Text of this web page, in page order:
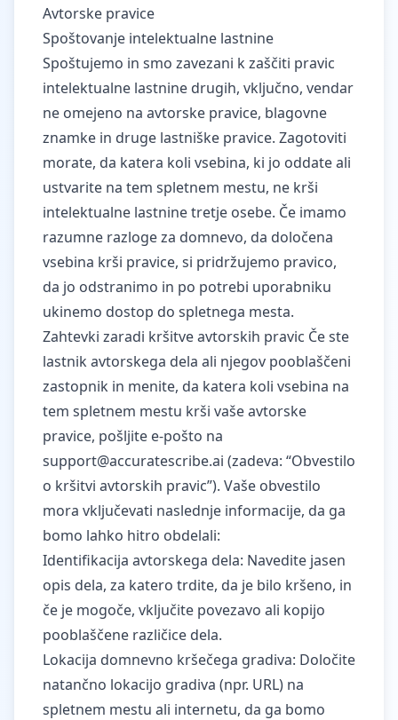
Avtorske pravice
Spoštovanje intelektualne lastnine
Spoštujemo in smo zavezani k zaščiti pravic
intelektualne lastnine drugih, vključno, vendar
ne omejeno na avtorske pravice, blagovne
znamke in druge lastniške pravice. Zagotoviti
morate, da katera koli vsebina, ki jo oddate ali
ustvarite na tem spletnem mestu, ne krši
intelektualne lastnine tretje osebe. Če imamo
razumne razloge za domnevo, da določena
vsebina krši pravice, si pridržujemo pravico,
da jo odstranimo in po potrebi uporabniku
ukinemo dostop do spletnega mesta.
Zahtevki zaradi kršitve avtorskih pravic Če ste
lastnik avtorskega dela ali njegov pooblaščeni
zastopnik in menite, da katera koli vsebina na
tem spletnem mestu krši vaše avtorske
pravice, pošljite e-pošto na
support@accuratescribe.ai (zadeva: “Obvestilo
o kršitvi avtorskih pravic”). Vaše obvestilo
mora vključevati naslednje informacije, da ga
bomo lahko hitro obdelali:
Identifikacija avtorskega dela: Navedite jasen
opis dela, za katero trdite, da je bilo kršeno, in
če je mogoče, vključite povezavo ali kopijo
pooblaščene različice dela.
Lokacija domnevno kršečega gradiva: Določite
natančno lokacijo gradiva (npr. URL) na
spletnem mestu ali internetu, da ga bomo